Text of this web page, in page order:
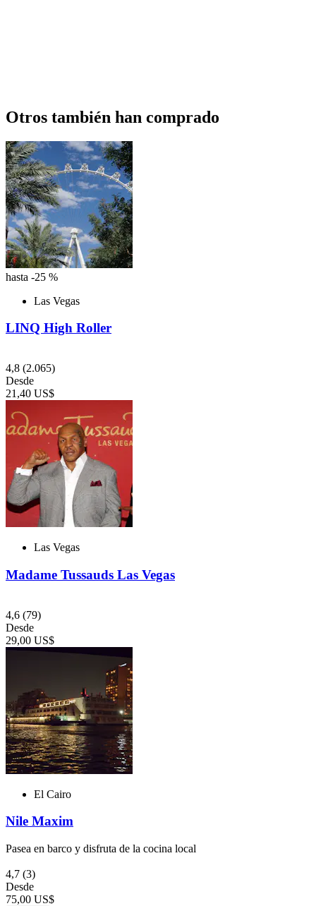
Otros también han comprado
hasta -25 %
Las Vegas
LINQ High Roller
4,8 (2.065)
Desde
21,40 US$
Las Vegas
Madame Tussauds Las Vegas
4,6 (79)
Desde
29,00 US$
El Cairo
Nile Maxim
Pasea en barco y disfruta de la cocina local
4,7 (3)
Desde
75,00 US$